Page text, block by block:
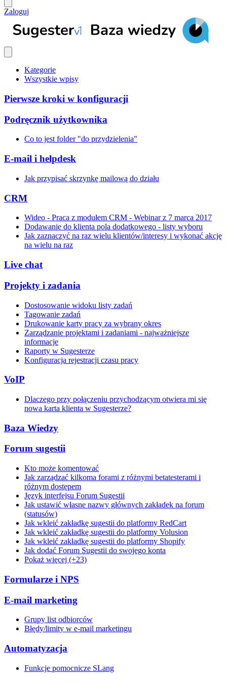
Zaloguj
Kategorie
Wszystkie wpisy
Pierwsze kroki w konfiguracji
Podręcznik użytkownika
Co to jest folder "do przydzielenia"
E-mail i helpdesk
Jak przypisać skrzynkę mailową do działu
CRM
Wideo - Praca z modułem CRM - Webinar z 7 marca 2017
Dodawanie do klienta pola dodatkowego - listy wyboru
Jak zaznaczyć na raz wielu klientów/interesy i wykonać akcję
na wielu na raz
Live chat
Projekty i zadania
Dostosowanie widoku listy zadań
Tagowanie zadań
Drukowanie karty pracy za wybrany okres
Zarządzanie projektami i zadaniami - najważniejsze
informacje
Raporty w Sugesterze
Konfiguracja rejestracji czasu pracy
VoIP
Dlaczego przy połączeniu przychodzącym otwiera mi się
nowa karta klienta w Sugesterze?
Baza Wiedzy
Forum sugestii
Kto może komentować
Jak zarządzać kilkoma forami z różnymi betatesterami i
różnym dostępem
Język interfejsu Forum Sugestii
Jak ustawić własne nazwy głównych zakładek na forum
(statusów)
Jak wkleić zakładkę sugestii do platformy RedCart
Jak wkleić zakładkę sugestii do platformy Volusion
Jak wkleić zakładkę sugestii do platformy Shopify
Jak dodać Forum Sugestii do swojego konta
Pokaż więcej (+23)
Formularze i NPS
E-mail marketing
Grupy list odbiorców
Błędy/limity w e-mail marketingu
Automatyzacja
Funkcje pomocnicze SLang